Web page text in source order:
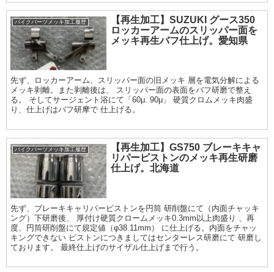
バイクパーツメッキ加工履歴
【再生加工】SUZUKI グース350
ロッカーアームのスリッパー面を
メッキ再生バフ仕上げ。愛知県
先ず、ロッカーアーム、スリッパー面の旧メッキ 層を電気分解による
メッキ剥離。また剥離後は、 スリッパー面の表面をバフ研磨で整え
る。 そしてサージェント浴にて「60μ. 90μ」 硬質クロムメッキ肉盛
り、仕上げはバフ研摩で 仕上げる。
バイクパーツメッキ加工履歴
【再生加工】GS750 ブレーキキャ
リパーピストンのメッキ再生研磨
仕上げ。北海道
先ず、ブレーキキャリパーピストンを円筒 研削盤にて（内面チャッキ
ング）下研磨後、 厚付け硬質クロームメッキ0.3mm以上肉盛り 、再
度、円筒研削盤にて規定値（φ38.11mm） に仕上げる。内面をチャッ
キングできない ピストンにつきましてはセンターレス研磨にて 研磨し
ております。 最終仕上げのサイザル仕上げまで行う。